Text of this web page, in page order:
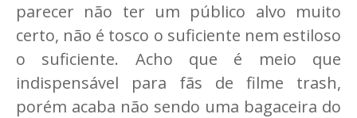
parecer não ter um público alvo muito
certo, não é tosco o suficiente nem estiloso
o suficiente. Acho que é meio que
indispensável para fãs de filme trash,
porém acaba não sendo uma bagaceira do